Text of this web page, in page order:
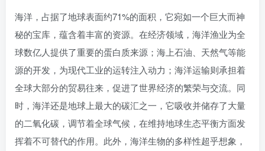
海洋，占据了地球表面约71%的面积，它宛如一个巨大而神
秘的宝库，蕴含着丰富的资源。在经济领域，海洋渔业为全
球数亿人提供了重要的蛋白质来源；海上石油、天然气等能
源的开发，为现代工业的运转注入动力；海洋运输则承担着
全球大部分的贸易往来，促进了世界经济的繁荣与交流。同
时，海洋还是地球上最大的碳汇之一，它吸收并储存了大量
的二氧化碳，调节着全球气候，在维持地球生态平衡方面发
挥着不可替代的作用。此外，海洋生物的多样性超乎想象，